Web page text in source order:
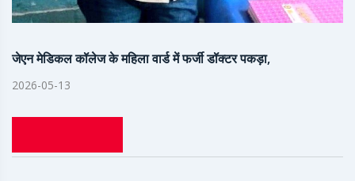
जेएन मेडिकल कॉलेज के महिला वार्ड में फर्जी डॉक्टर पकड़ा,
2026-05-13